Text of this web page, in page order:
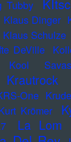
Tubby
Klaus Dinger
Klaus Schulze
DeVille
Kool Savas
Krautrock
One
Krömer
La Lom